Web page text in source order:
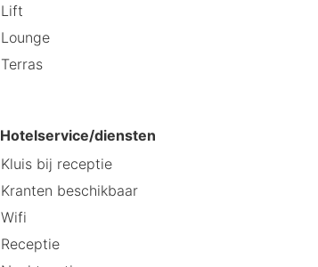
Lift
Lounge
Terras
Hotelservice/diensten
Kluis bij receptie
Kranten beschikbaar
Wifi
Receptie